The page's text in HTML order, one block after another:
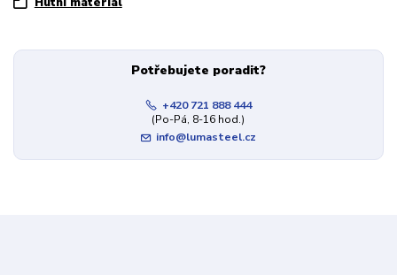
Potřebujete poradit?
+420 721 888 444
(Po-Pá, 8-16 hod.)
info@lumasteel.cz